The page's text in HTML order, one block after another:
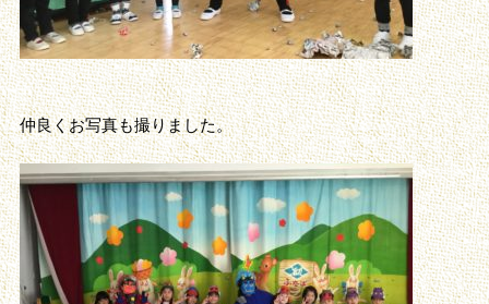
仲良くお写真も撮りました。